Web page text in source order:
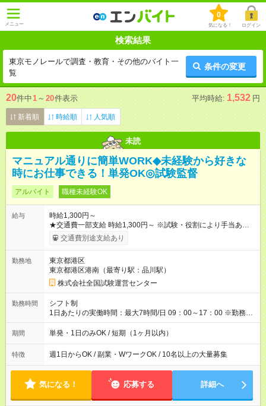
メニュー
0
気になる！ ログイン
検索結果
東京モノレールで調査・教育・その他のバイト一
覧
条件の変更
20件中1 ～ 20件表示 平均時給: 1,532 円
新着順 時給順 人気順
未読
マニュアル通りに簡単WORK◆未経験から好きな
時にお仕事できる！単発OK◎試験監督
アルバイト 職種未経験OK
給与
時給1,300円～
★交通費一部支給 時給1,300円～ ※試験・役割により手当あり ※
勤務回数により昇給あり 【即給（前払い）オプションあり！】
希望される場合、勤務から1週間ほどで給与の一部を受け取れま
河合塾模擬試験 8:30～17:30（休憩1時間） 時給1,300円×8時間
＝日収10,400円＋交通費 ※当日の役割により時給＋100円の場
合あり ・国家試験 7:00～13:30（休憩なし） 時給1,300円（役
割手当＋100円）×6時間＝日収8,400円＋交通費 【試用期間】試
用期間なし
交通費別途支給あり
勤務地
東京都港区
東京都港区港南（最寄り駅：品川駅）
株式会社全国試験運営センター
勤務時間
シフト制
1日あたりの実働時間：最大7時間/日 09：00～17：00 ※勤務時
間は 試験により異なります。
期間 単発・1日のみOK / 短期（1ヶ月以内）
特徴 週1日からOK / 副業・WワークOK / 10名以上の大量募集
気になる！ 応募する 詳細へ